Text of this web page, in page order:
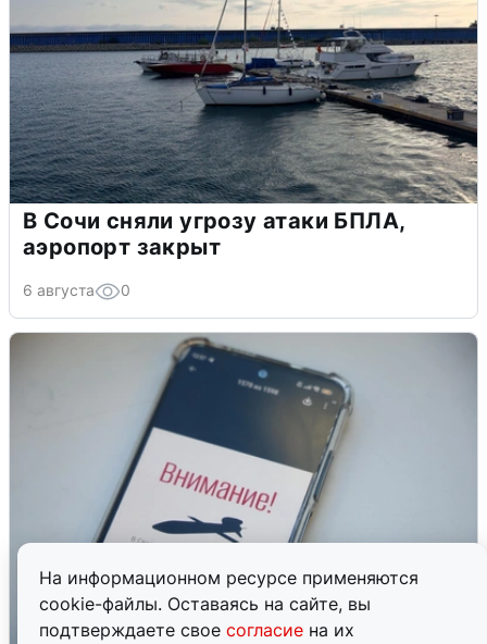
На информационном ресурсе применяются
cookie-файлы. Оставаясь на сайте, вы
подтверждаете свое согласие на их
В Сочи сняли угрозу атаки БПЛА,
аэропорт закрыт
6 августа 0